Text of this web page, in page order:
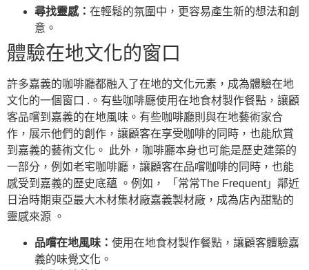
尋找靈感： 在輕鬆的氛圍中，更容易產生新的想法和創
意。
體驗在地文化的窗口
許多嘉義的咖啡廳都融入了在地的文化元素，成為體驗在地
文化的一個窗口 .。有些咖啡廳使用在地食材製作餐點，讓顧
客品嚐到嘉義的在地風味。有些咖啡廳則與在地藝術家合
作，展示他們的創作，讓顧客在享受咖啡的同時，也能欣賞
到嘉義的藝術文化。 此外，咖啡廳本身也可能是歷史建築的
一部分，例如老宅咖啡廳，讓顧客在品嚐咖啡的同時，也能
感受到嘉義的歷史底蘊 。例如， 「常常The Frequent」鄰近
日治時期東亞最大木材集材廠嘉義製材廠，成為店內甜點的
靈感來源 。
品嚐在地風味： 使用在地食材製作餐點，讓顧客體驗嘉
義的味覺文化。